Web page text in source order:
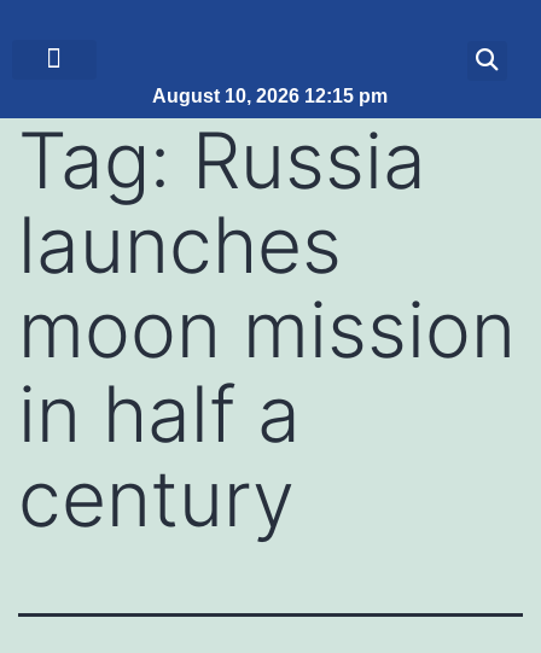
August 10, 2026 12:15 pm
Tag: Russia
launches
moon mission
in half a
century